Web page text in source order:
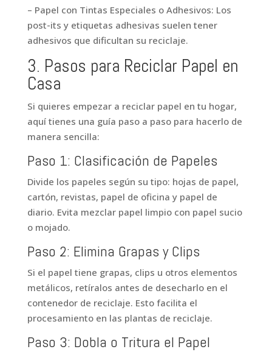
– Papel con Tintas Especiales o Adhesivos: Los
post-its y etiquetas adhesivas suelen tener
adhesivos que dificultan su reciclaje.
3. Pasos para Reciclar Papel en
Casa
Si quieres empezar a reciclar papel en tu hogar,
aquí tienes una guía paso a paso para hacerlo de
manera sencilla:
Paso 1: Clasificación de Papeles
Divide los papeles según su tipo: hojas de papel,
cartón, revistas, papel de oficina y papel de
diario. Evita mezclar papel limpio con papel sucio
o mojado.
Paso 2: Elimina Grapas y Clips
Si el papel tiene grapas, clips u otros elementos
metálicos, retíralos antes de desecharlo en el
contenedor de reciclaje. Esto facilita el
procesamiento en las plantas de reciclaje.
Paso 3: Dobla o Tritura el Papel